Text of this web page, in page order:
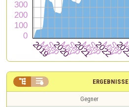
ERGEBNISSE
 
Gegner